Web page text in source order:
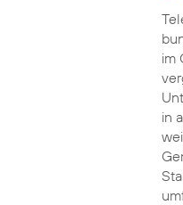
im
in